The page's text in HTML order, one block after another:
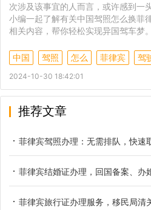
次涉及该事宜的人而言，或许感到一
小编一起了解有关中国驾照怎么换菲
相关内容，帮你轻松实现异国驾车梦。
中国 驾照 怎么 菲律宾 驾
2024-10-30 18:42:01
推荐文章
菲律宾驾照办理：无需排队，快速
菲律宾结婚证办理，回国备案、办
菲律宾旅行证办理服务，移民局清